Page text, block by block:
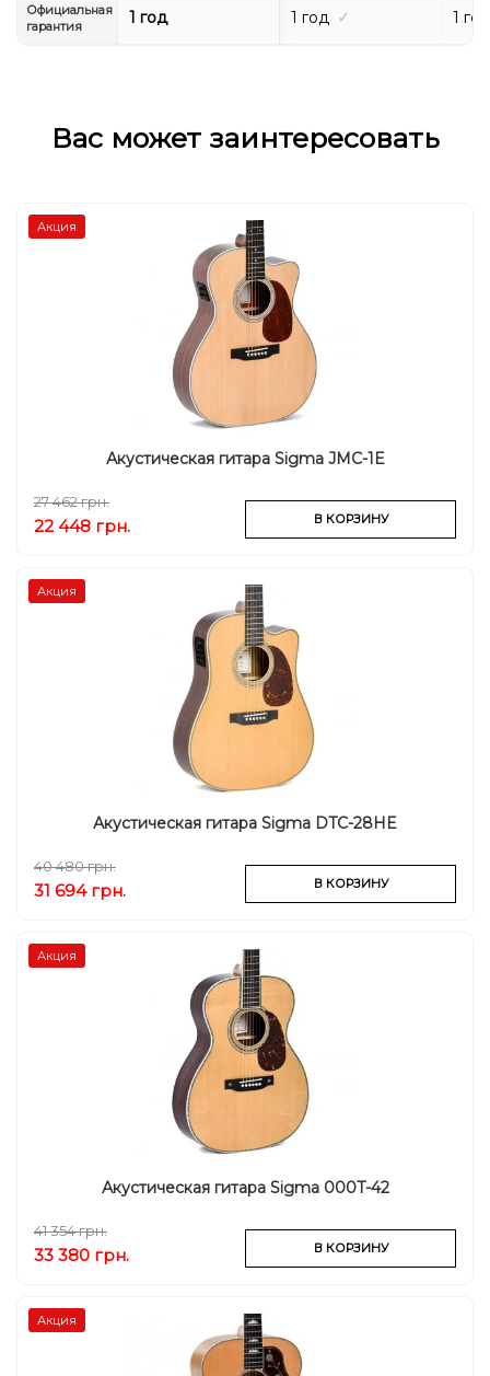
Официальная
гарантия
1 год 1 год ✓ 1 год
Вас может заинтересовать
Акция
Акустическая гитара Sigma JMC-1E
27 462 грн.
22 448 грн. В КОРЗИНУ
Акция
Акустическая гитара Sigma DTC-28HE
40 480 грн.
31 694 грн. В КОРЗИНУ
Акция
Акустическая гитара Sigma 000T-42
41 354 грн.
33 380 грн. В КОРЗИНУ
Акция